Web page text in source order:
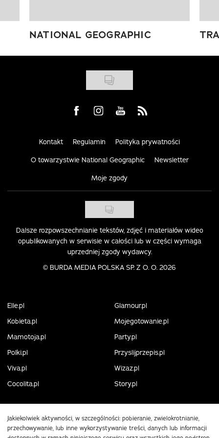
NATIONAL GEOGRAPHIC
Visit us on Facebook
Visit us on Instagram
Visit us on Youtube
Visit us on Rss
Kontakt Regulamin Polityka prywatności
O towarzystwie National Geographic Newsletter
Moje zgody
Dalsze rozpowszechnianie tekstów, zdjęć i materiałów wideo
opublikowanych w serwisie w całości lub w części wymaga
uprzedniej zgody wydawcy.
© BURDA MEDIA POLSKA SP. Z O. O. 2026
Elle.pl
Glamour.pl
Kobieta.pl
Mojegotowanie.pl
Mamotoja.pl
Party.pl
Polki.pl
Przyslijprzepis.pl
Viva.pl
Wizaz.pl
Cocolita.pl
Story.pl
Jakiekolwiek aktywności, w szczególności: pobieranie, zwielokrotnianie,
przechowywanie, lub inne wykorzystywanie treści, danych lub informacji